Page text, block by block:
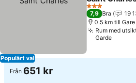
Populärt val
3 Stjärnor
7,9 Bra
19
0.5 km till
Rum med
Garde
Från 651 kr